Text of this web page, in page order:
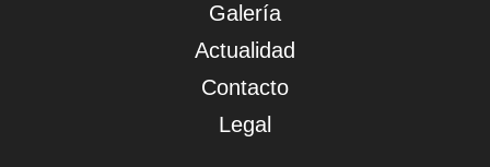
Galería
Actualidad
Contacto
Legal